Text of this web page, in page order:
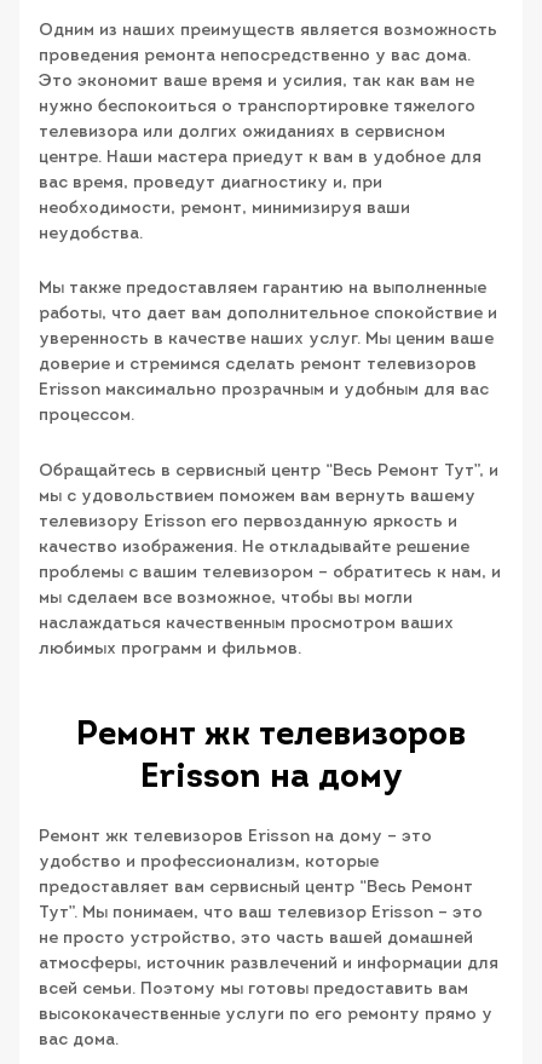
Одним из наших преимуществ является возможность
проведения ремонта непосредственно у вас дома.
Это экономит ваше время и усилия, так как вам не
нужно беспокоиться о транспортировке тяжелого
телевизора или долгих ожиданиях в сервисном
центре. Наши мастера приедут к вам в удобное для
вас время, проведут диагностику и, при
необходимости, ремонт, минимизируя ваши
неудобства.
Мы также предоставляем гарантию на выполненные
работы, что дает вам дополнительное спокойствие и
уверенность в качестве наших услуг. Мы ценим ваше
доверие и стремимся сделать ремонт телевизоров
Erisson максимально прозрачным и удобным для вас
процессом.
Обращайтесь в сервисный центр “Весь Ремонт Тут”, и
мы с удовольствием поможем вам вернуть вашему
телевизору Erisson его первозданную яркость и
качество изображения. Не откладывайте решение
проблемы с вашим телевизором – обратитесь к нам, и
мы сделаем все возможное, чтобы вы могли
наслаждаться качественным просмотром ваших
любимых программ и фильмов.
Ремонт жк телевизоров
Erisson на дому
Ремонт жк телевизоров Erisson на дому – это
удобство и профессионализм, которые
предоставляет вам сервисный центр “Весь Ремонт
Тут”. Мы понимаем, что ваш телевизор Erisson – это
не просто устройство, это часть вашей домашней
атмосферы, источник развлечений и информации для
всей семьи. Поэтому мы готовы предоставить вам
высококачественные услуги по его ремонту прямо у
вас дома.